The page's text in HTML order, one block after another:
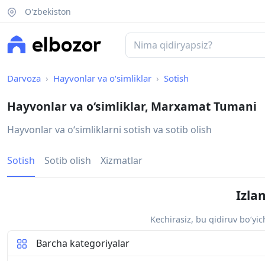
O'zbekiston
Darvoza Hayvonlar va o‘simliklar Sotish
Hayvonlar va o‘simliklar, Marxamat Tumani
Hayvonlar va oʻsimliklarni sotish va sotib olish
Sotish Sotib olish Xizmatlar
Kechirasiz, bu qidiruv
Barcha kategoriyalar